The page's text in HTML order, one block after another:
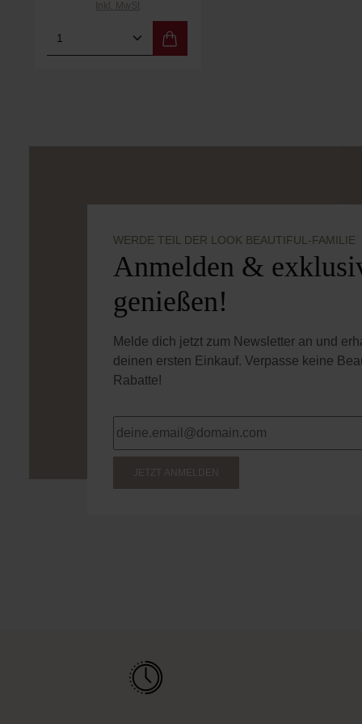
Inkl. MwSt
Produkt Anzahl: Gib den
WERDE TEIL DER LOOK BEAUTIFUL-FAMILIE
Anmelden &
genießen!
Melde dich jetzt zum Newsletter an und
deinen ersten Einkauf. Verpasse keine
Rabatte!
JETZT ANMELDEN